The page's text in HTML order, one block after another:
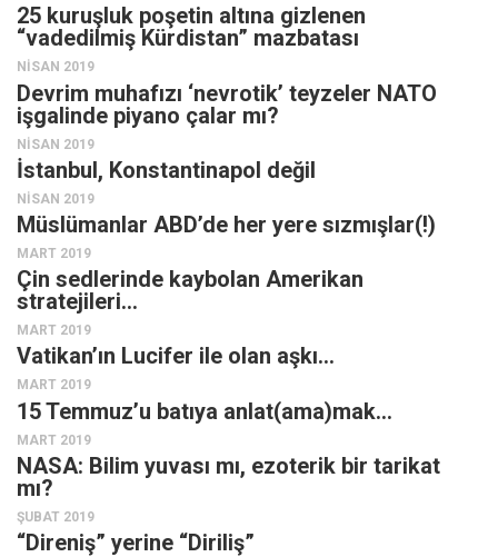
25 kuruşluk poşetin altına gizlenen
“vadedilmiş Kürdistan” mazbatası
NISAN 2019
Devrim muhafızı ‘nevrotik’ teyzeler NATO
işgalinde piyano çalar mı?
NISAN 2019
İstanbul, Konstantinapol değil
NISAN 2019
Müslümanlar ABD’de her yere sızmışlar(!)
MART 2019
Çin sedlerinde kaybolan Amerikan
stratejileri…
MART 2019
Vatikan’ın Lucifer ile olan aşkı…
MART 2019
15 Temmuz’u batıya anlat(ama)mak…
MART 2019
NASA: Bilim yuvası mı, ezoterik bir tarikat
mı?
ŞUBAT 2019
“Direniş” yerine “Diriliş”